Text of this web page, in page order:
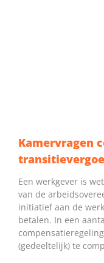
Kamervragen
Een werkgever is
van de
initiatief aan de
betalen. In een
(gedeeltelijk) te